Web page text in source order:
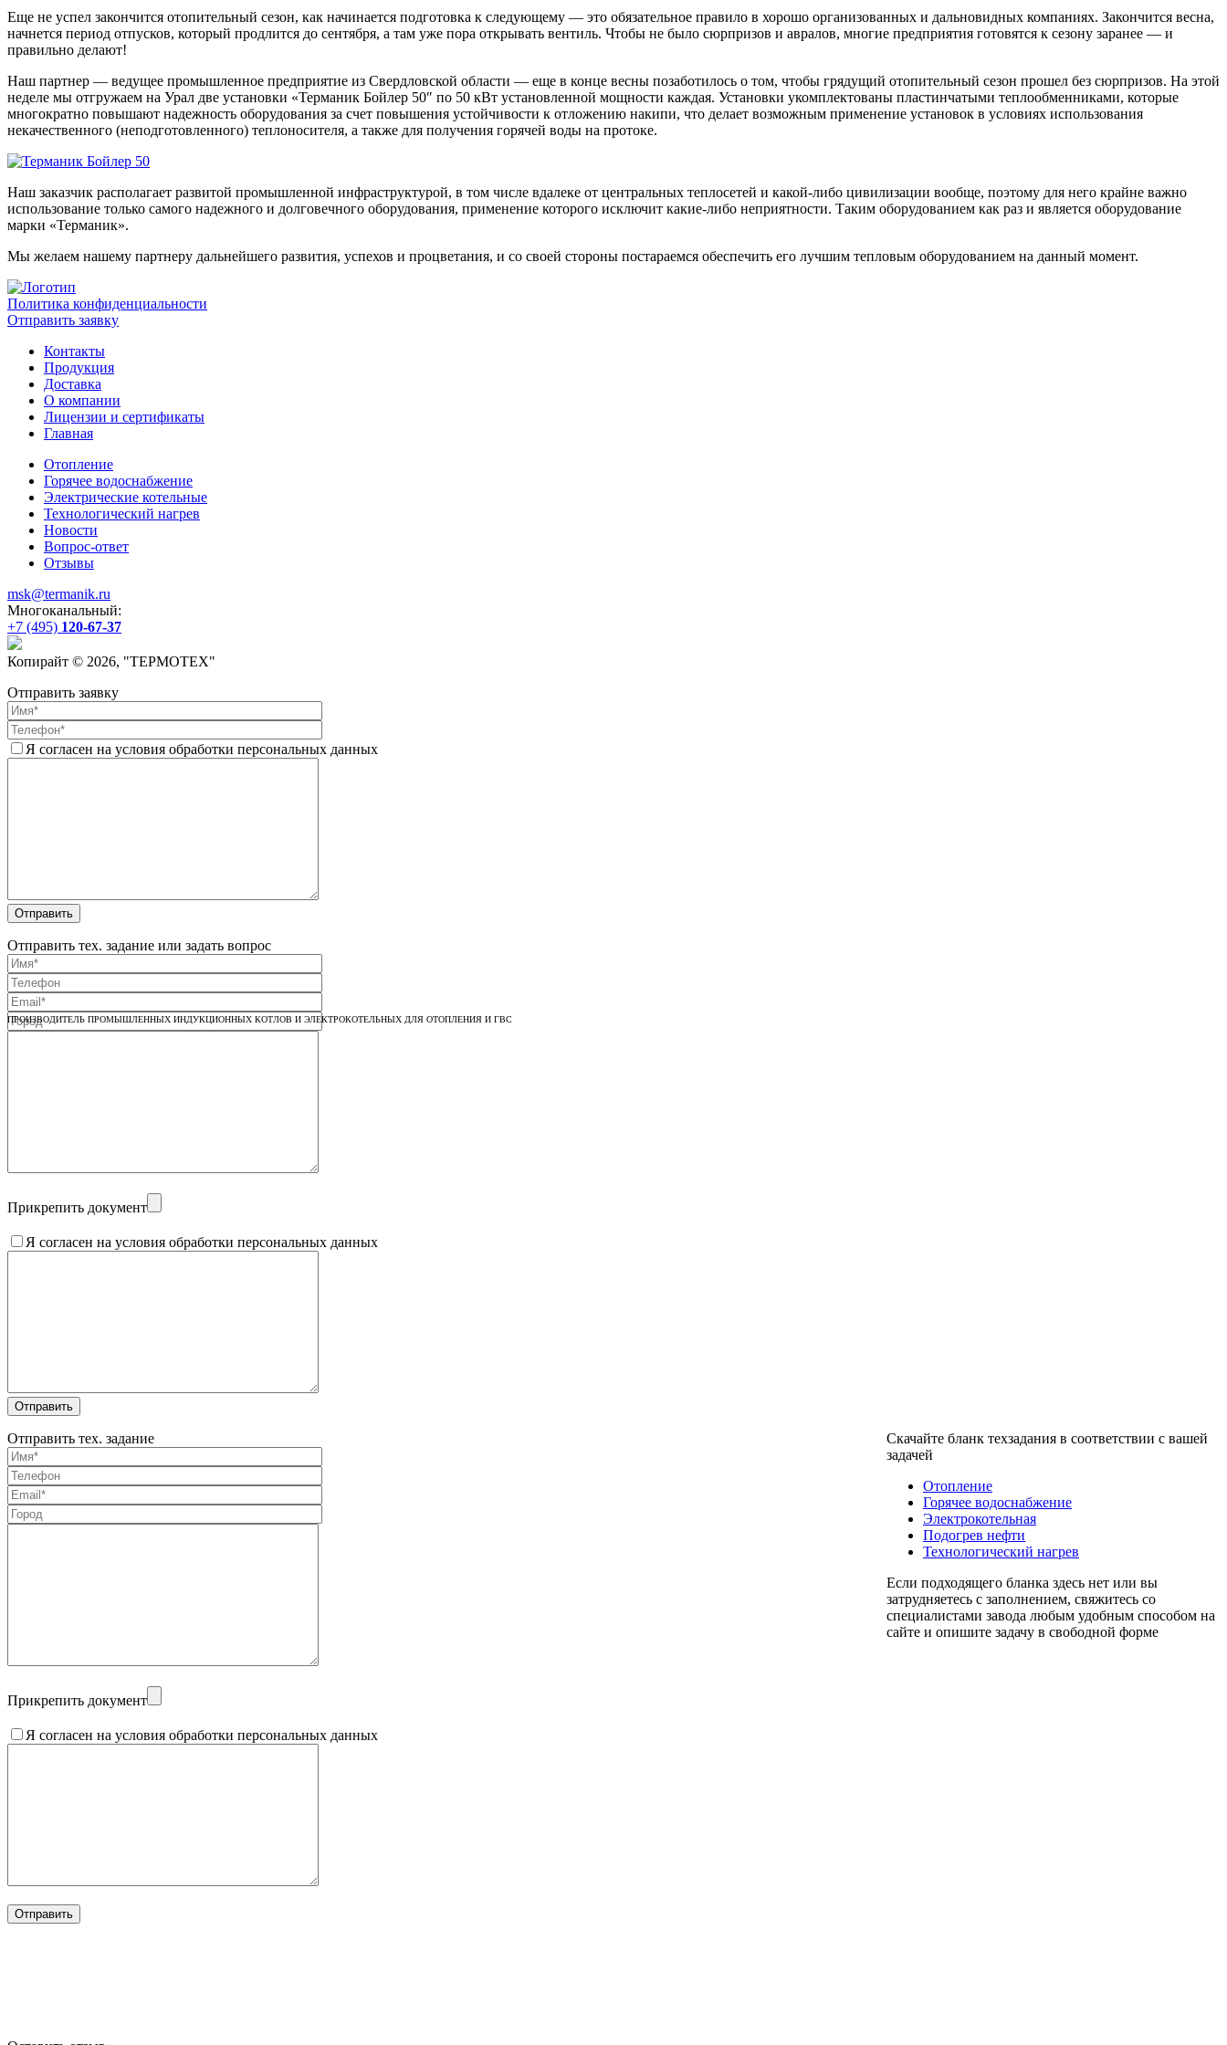
ПРОИЗВОДИТЕЛЬ ПРОМЫШЛЕННЫХ ИНДУКЦИОННЫХ КОТЛОВ И ЭЛЕКТРОКОТЕЛЬНЫХ ДЛЯ ОТОПЛЕНИЯ И ГВС
Еще не успел закончится отопительный сезон, как начинается подготовка к следующему — это обязательное правило в хорошо организованных и дальновидных компаниях. Закончится весна,
начнется период отпусков, который продлится до сентября, а там уже пора открывать вентиль. Чтобы не было сюрпризов и авралов, многие предприятия готовятся к сезону заранее — и
правильно делают!
Наш партнер — ведущее промышленное предприятие из Свердловской области — еще в конце весны позаботилось о том, чтобы грядущий отопительный сезон прошел без сюрпризов. На этой
неделе мы отгружаем на Урал две установки «Терманик Бойлер 50″ по 50 кВт установленной мощности каждая. Установки укомплектованы пластинчатыми теплообменниками, которые
многократно повышают надежность оборудования за счет повышения устойчивости к отложению накипи, что делает возможным применение установок в условиях использования
некачественного (неподготовленного) теплоносителя, а также для получения горячей воды на протоке.
Наш заказчик располагает развитой промышленной инфраструктурой, в том числе вдалеке от центральных теплосетей и какой-либо цивилизации вообще, поэтому для него крайне важно
использование только самого надежного и долговечного оборудования, применение которого исключит какие-либо неприятности. Таким оборудованием как раз и является оборудование
марки «Терманик».
Мы желаем нашему партнеру дальнейшего развития, успехов и процветания, и со своей стороны постараемся обеспечить его лучшим тепловым оборудованием на данный момент.
Политика конфиденциальности
Отправить заявку
Контакты
Продукция
Доставка
О компании
Лицензии и сертификаты
Главная
Отопление
Горячее водоснабжение
Электрические котельные
Технологический нагрев
Новости
Вопрос-ответ
Отзывы
msk@termanik.ru
Многоканальный:
+7 (495) 120-67-37
Копирайт © 2026, "ТЕРМОТЕХ"
Отправить заявку
Я согласен на условия обработки персональных данных
Отправить тех. задание или задать вопрос
Прикрепить документ
Я согласен на условия обработки персональных данных
Скачайте бланк техзадания в соответствии с вашей
задачей
Отопление
Горячее водоснабжение
Электрокотельная
Подогрев нефти
Технологический нагрев
Если подходящего бланка здесь нет или вы
затрудняетесь с заполнением, свяжитесь со
специалистами завода любым удобным способом на
сайте и опишите задачу в свободной форме
Отправить тех. задание
Прикрепить документ
Я согласен на условия обработки персональных данных